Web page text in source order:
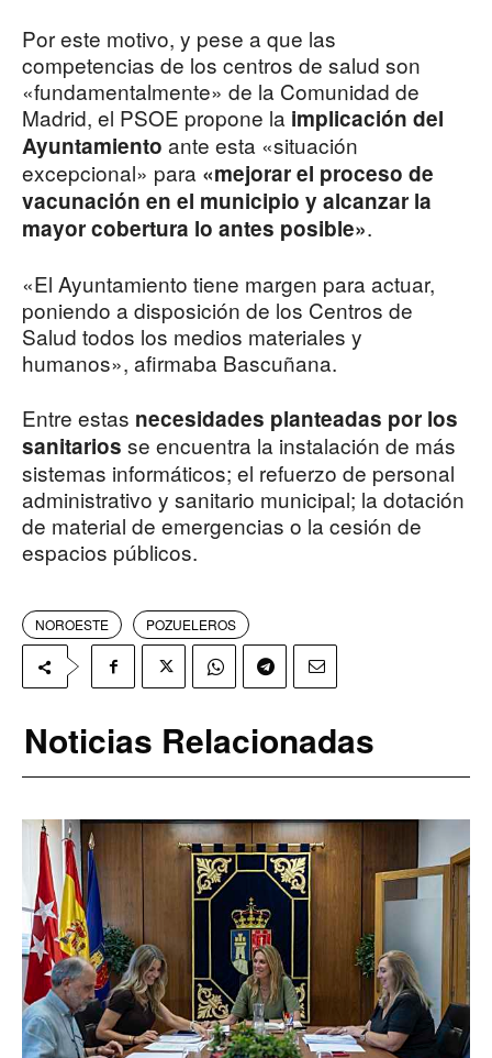
Por este motivo, y pese a que las
competencias de los centros de salud son
«fundamentalmente» de la Comunidad de
Madrid, el PSOE propone la implicación del
Ayuntamiento ante esta «situación
excepcional» para «mejorar el proceso de
vacunación en el municipio y alcanzar la
mayor cobertura lo antes posible».
«El Ayuntamiento tiene margen para actuar,
poniendo a disposición de los Centros de
Salud todos los medios materiales y
humanos», afirmaba Bascuñana.
Entre estas necesidades planteadas por los
sanitarios se encuentra la instalación de más
sistemas informáticos; el refuerzo de personal
administrativo y sanitario municipal; la dotación
de material de emergencias o la cesión de
espacios públicos.
NOROESTE POZUELEROS
Noticias Relacionadas